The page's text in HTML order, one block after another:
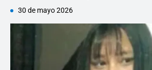
30 de mayo 2026